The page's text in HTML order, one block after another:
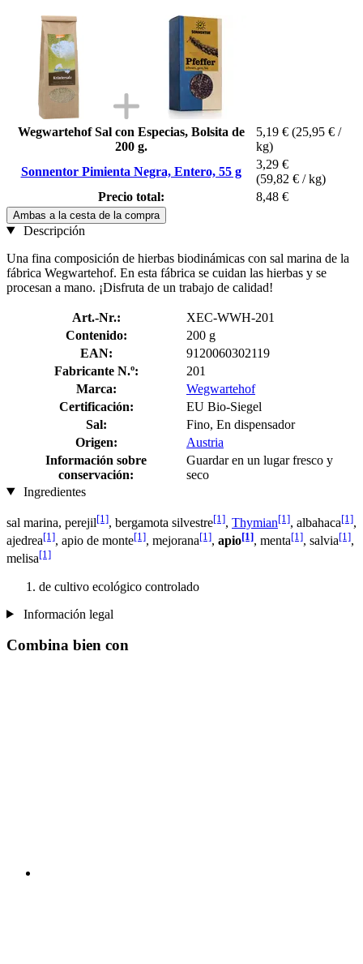
Wegwartehof Sal con Especias, Bolsita de
200 g.
5,19 € (25,95 € /
kg)
Sonnentor Pimienta Negra, Entero, 55 g
3,29 €
(59,82 € / kg)
Precio total:
8,48 €
Ambas a la cesta de la compra
Descripción
Una fina composición de hierbas biodinámicas con sal marina de la
fábrica Wegwartehof. En esta fábrica se cuidan las hierbas y se
procesan a mano. ¡Disfruta de un trabajo de calidad!
Art.-Nr.:
XEC-WWH-201
Contenido:
200 g
EAN:
9120060302119
Fabricante N.º:
201
Marca:
Wegwartehof
Certificación:
EU Bio-Siegel
Sal:
Fino, En dispensador
Origen:
Austria
Información sobre
conservación:
Guardar en un lugar fresco y
seco
Ingredientes
sal marina, perejil[1], bergamota silvestre[1], Thymian[1], albahaca[1],
ajedrea[1], apio de monte[1], mejorana[1], apio[1], menta[1], salvia[1],
melisa[1]
de cultivo ecológico controlado
Información legal
Combina bien con